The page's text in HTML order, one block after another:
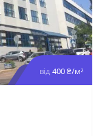
від 400 ₴/м²